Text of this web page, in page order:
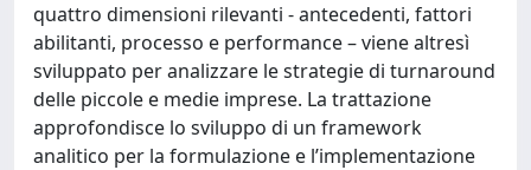
quattro dimensioni rilevanti - antecedenti, fattori
abilitanti, processo e performance – viene altresì
sviluppato per analizzare le strategie di turnaround
delle piccole e medie imprese. La trattazione
approfondisce lo sviluppo di un framework
analitico per la formulazione e l’implementazione